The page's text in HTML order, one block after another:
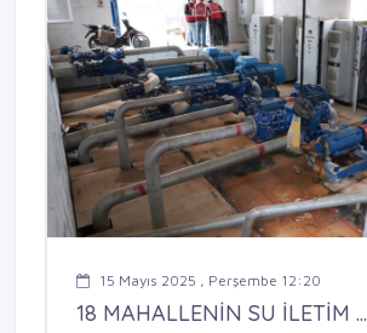
15 Mayıs 2025 , Perşembe 12:20
18 MAHALLENİN SU İLETİM ...